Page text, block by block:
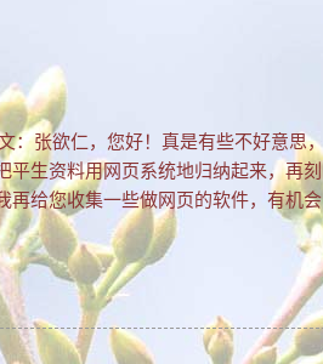
：张欲仁，您好！真是有些不好意思，
平生资料用网页系统地归纳起来，再刻
再给您收集一些做网页的软件，有机会